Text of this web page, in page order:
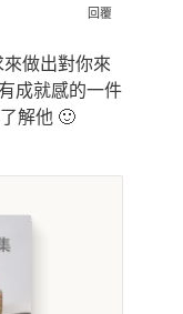
回覆
做出對你來
成就感的一件
解他 🙂